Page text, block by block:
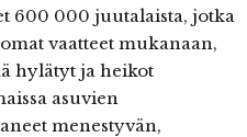
600 000 juutalaista, jotka
vaatteet mukanaan,
hylätyt ja heikot
asuvien
menestyvän,